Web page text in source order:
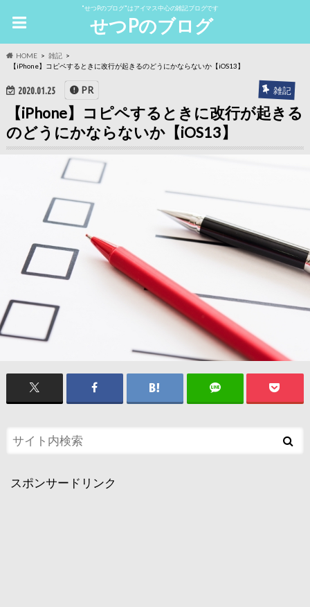
"せつPのブログ"はアイマス中心の雑記ブログです
せつPのブログ
HOME
雑記
【iPhone】コピペするときに改行が起きるのどうにかならないか【iOS13】
2020.01.25 雑記
PR
【iPhone】コピペするときに改行が起きる
のどうにかならないか【iOS13】
スポンサードリンク